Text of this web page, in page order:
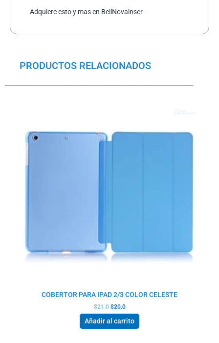
Adquiere esto y mas en BellNovainser
PRODUCTOS RELACIONADOS
COBERTOR PARA IPAD 2/3 COLOR CELESTE
$21.0 $20.0
Añadir al carrito